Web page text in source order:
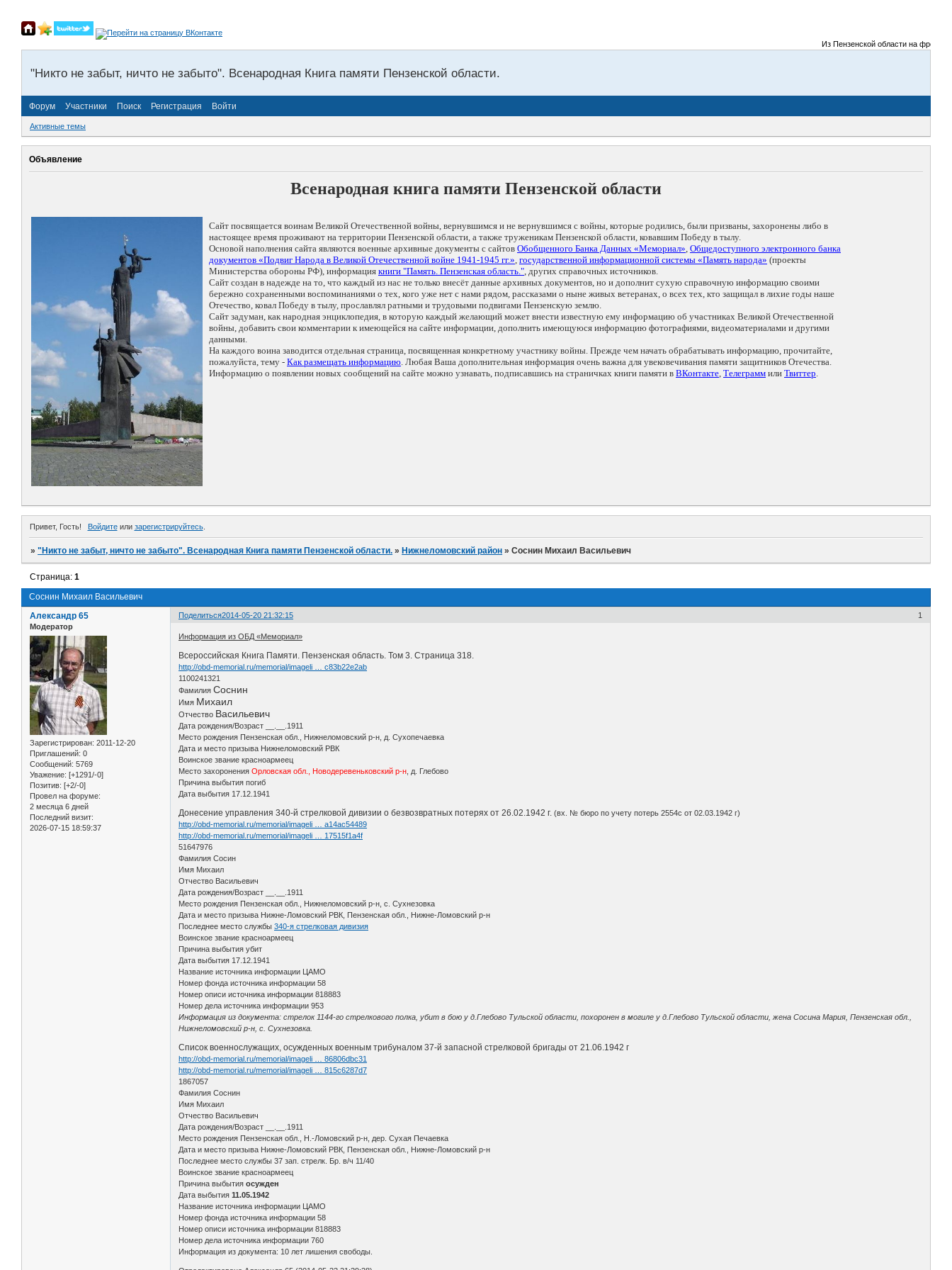
Из Пензенской области на фронты
"Никто не забыт, ничто не забыто". Всенародная Книга памяти Пензенской области.
Форум Участники Поиск Регистрация Войти
Активные темы
Объявление
Всенародная книга памяти Пензенской области
Сайт посвящается воинам Великой Отечественной войны, вернувшимся и не вернувшимся с войны, которые родились, были призваны, захоронены либо в
настоящее время проживают на территории Пензенской области, а также труженикам Пензенской области, ковавшим Победу в тылу.
Основой наполнения сайта являются военные архивные документы с сайтов Обобщенного Банка Данных «Мемориал», Общедоступного электронного банка
документов «Подвиг Народа в Великой Отечественной войне 1941-1945 гг.», государственной информационной системы «Память народа» (проекты
Министерства обороны РФ), информация книги "Память. Пензенская область.", других справочных источников.
Сайт создан в надежде на то, что каждый из нас не только внесёт данные архивных документов, но и дополнит сухую справочную информацию своими
бережно сохраненными воспоминаниями о тех, кого уже нет с нами рядом, рассказами о ныне живых ветеранах, о всех тех, кто защищал в лихие годы наше
Отечество, ковал Победу в тылу, прославлял ратными и трудовыми подвигами Пензенскую землю.
Сайт задуман, как народная энциклопедия, в которую каждый желающий может внести известную ему информацию об участниках Великой Отечественной
войны, добавить свои комментарии к имеющейся на сайте информации, дополнить имеющуюся информацию фотографиями, видеоматериалами и другими
данными.
На каждого воина заводится отдельная страница, посвященная конкретному участнику войны. Прежде чем начать обрабатывать информацию, прочитайте,
пожалуйста, тему - Как размещать информацию. Любая Ваша дополнительная информация очень важна для увековечивания памяти защитников Отечества.
Информацию о появлении новых сообщений на сайте можно узнавать, подписавшись на страничках книги памяти в ВКонтакте, Телеграмм или Твиттер.
Привет, Гость! Войдитеили зарегистрируйтесь.
»"Никто не забыт, ничто не забыто". Всенародная Книга памяти Пензенской области. » Нижнеломовский район »Соснин Михаил Васильевич
Соснин Михаил Васильевич
Страница:1
Поделиться 1
2014-05-20 21:32:15
Александр 65
Модератор
Зарегистрирован: 2011-12-20
Приглашений: 0
Сообщений: 5769
Уважение: [+1291/-0]
Позитив: [+2/-0]
Провел на форуме:
2 месяца 6 дней
Последний визит:
2026-07-15 18:59:37
Информация из ОБД «Мемориал»
Всероссийская Книга Памяти. Пензенская область. Том 3. Страница 318.
http://obd-memorial.ru/memorial/imageli … c83b22e2ab
1100241321
ФамилияСоснин
Имя Михаил
Отчество Васильевич
Дата рождения/Возраст __.__.1911
Место рождения Пензенская обл., Нижнеломовский р-н, д. Сухопечаевка
Дата и место призыва Нижнеломовский РВК
Воинское звание красноармеец
Место захороненияОрловская обл., Новодеревеньковский р-н , д. Глебово
Причина выбытия погиб
Дата выбытия 17.12.1941
Донесение управления 340-й стрелковой дивизии о безвозвратных потерях от 26.02.1942 г. (вх. № бюро по учету потерь 2554с от 02.03.1942 г)
http://obd-memorial.ru/memorial/imageli … a14ac54489
http://obd-memorial.ru/memorial/imageli … 17515f1a4f
51647976
Фамилия Сосин
Имя Михаил
Отчество Васильевич
Дата рождения/Возраст __.__.1911
Место рождения Пензенская обл., Нижнеломовский р-н, с. Сухнезовка
Дата и место призыва Нижне-Ломовский РВК, Пензенская обл., Нижне-Ломовский р-н
Последнее место службы340-я стрелковая дивизия
Воинское звание красноармеец
Причина выбытия убит
Дата выбытия 17.12.1941
Название источника информации ЦАМО
Номер фонда источника информации 58
Номер описи источника информации 818883
Номер дела источника информации 953
Информация из документа: стрелок 1144-го стрелкового полка, убит в бою у д.Глебово Тульской области, похоронен в могиле у д.Глебово Тульской области, жена Сосина Мария, Пензенская обл.,
Нижнеломовский р-н, с. Сухнезовка.
Список военнослужащих, осужденных военным трибуналом 37-й запасной стрелковой бригады от 21.06.1942 г
http://obd-memorial.ru/memorial/imageli … 86806dbc31
http://obd-memorial.ru/memorial/imageli … 815c6287d7
1867057
Фамилия Соснин
Имя Михаил
Отчество Васильевич
Дата рождения/Возраст __.__.1911
Место рождения Пензенская обл., Н.-Ломовский р-н, дер. Сухая Печаевка
Дата и место призыва Нижне-Ломовский РВК, Пензенская обл., Нижне-Ломовский р-н
Последнее место службы 37 зап. стрелк. Бр. в/ч 11/40
Воинское звание красноармеец
Причина выбытияосужден
Дата выбытия11.05.1942
Название источника информации ЦАМО
Номер фонда источника информации 58
Номер описи источника информации 818883
Номер дела источника информации 760
Информация из документа: 10 лет лишения свободы.